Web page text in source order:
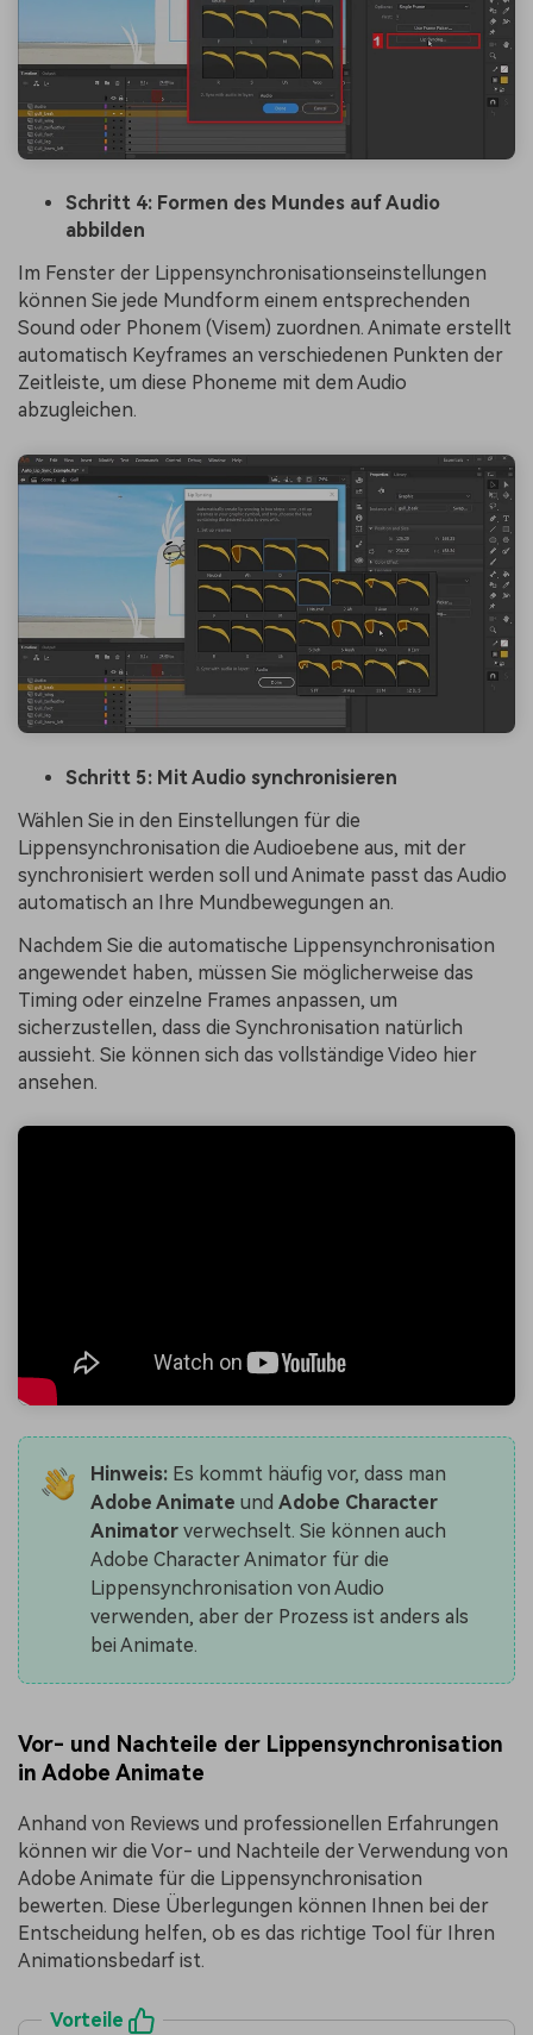
Schritt 4: Formen des Mundes auf Audio
abbilden
Im Fenster der Lippensynchronisationseinstellungen
können Sie jede Mundform einem entsprechenden
Sound oder Phonem (Visem) zuordnen. Animate erstellt
automatisch Keyframes an verschiedenen Punkten der
Zeitleiste, um diese Phoneme mit dem Audio
abzugleichen.
Schritt 5: Mit Audio synchronisieren
Wählen Sie in den Einstellungen für die
Lippensynchronisation die Audioebene aus, mit der
synchronisiert werden soll und Animate passt das Audio
automatisch an Ihre Mundbewegungen an.
Nachdem Sie die automatische Lippensynchronisation
angewendet haben, müssen Sie möglicherweise das
Timing oder einzelne Frames anpassen, um
sicherzustellen, dass die Synchronisation natürlich
aussieht. Sie können sich das vollständige Video hier
ansehen.
Hinweis:Es kommt häufig vor, dass man
Adobe Animate und Adobe Character
Animatorverwechselt. Sie können auch
Adobe Character Animator für die
Lippensynchronisation von Audio
verwenden, aber der Prozess ist anders als
bei Animate.
Vor- und Nachteile der Lippensynchronisation
in Adobe Animate
Anhand von Reviews und professionellen Erfahrungen
können wir die Vor- und Nachteile der Verwendung von
Adobe Animate für die Lippensynchronisation
bewerten. Diese Überlegungen können Ihnen bei der
Entscheidung helfen, ob es das richtige Tool für Ihren
Animationsbedarf ist.
Vorteile